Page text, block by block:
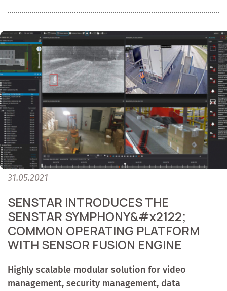
31.05.2021
SENSTAR INTRODUCES THE
SENSTAR SYMPHONY&#x2122;
COMMON OPERATING PLATFORM
WITH SENSOR FUSION ENGINE
Highly scalable modular solution for video
management, security management, data